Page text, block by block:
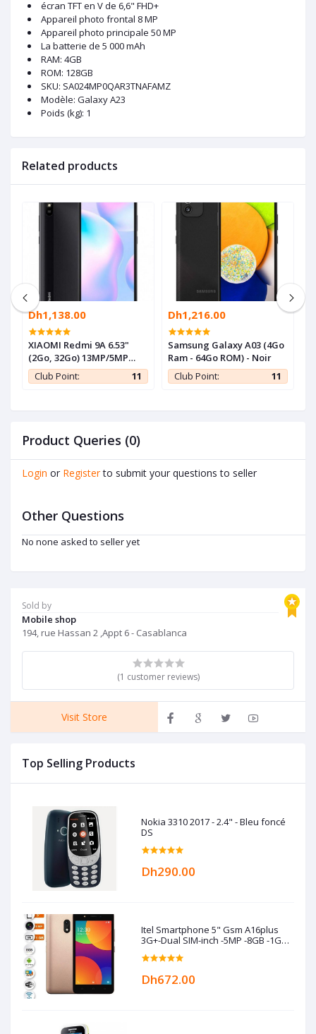
Sold by
Mobile shop
194, rue Hassan 2 ,Appt 6 - Casablanca
(1 customer reviews)
Visit Store
Top Selling Products
Nokia 3310 2017 - 2.4" - Bleu foncé
DS
Dh290.00
Itel Smartphone 5" Gsm A16plus
3G+-Dual SIM-inch -5MP -8GB -1GB
RAM -Gold
Dh672.00
écran TFT en V de 6,6" FHD+
Appareil photo frontal 8 MP
Appareil photo principale 50 MP
La batterie de 5 000 mAh
RAM: 4GB
ROM: 128GB
SKU: SA024MP0QAR3TNAFAMZ
Modèle: Galaxy A23
Poids (kg): 1
Related products
Dh1,138.00
XIAOMI Redmi 9A 6.53"
(2Go, 32Go) 13MP/5MP
Android - Gris - 1 an de
garantie
Club Point: 11
Dh1,216.00
Samsung Galaxy A03 (4Go
Ram - 64Go ROM) - Noir
Club Point:
11
Product Queries (0)
Login or Register to submit your questions to seller
Other Questions
No none asked to seller yet